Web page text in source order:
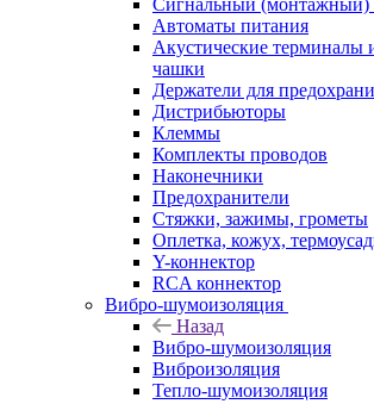
Сигнальный (монтажный)
Автоматы питания
Акустические терминалы
чашки
Держатели для
Дистрибьюторы
Клеммы
Комплекты проводов
Наконечники
Предохранители
Стяжки, зажимы, грометы
Оплетка, кожух,
Y-коннектор
RCA коннектор
Вибро-шумоизоляция
Назад
Вибро-шумоизоляция
Виброизоляция
Тепло-шумоизоляция